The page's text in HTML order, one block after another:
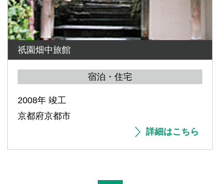
祇園畑中旅館
宿泊・住宅
2008年 竣工
京都府京都市
詳細はこちら